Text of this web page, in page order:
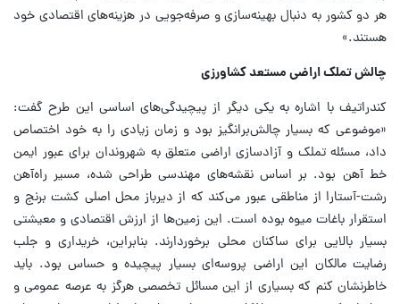
هر دو کشور به دنبال بهینه‌سازی و صرفه‌جویی در هزینه‌های اقتصادی خود
هستند.»
چالش تملک اراضی مستعد کشاورزی
کندراتیف با اشاره به یکی دیگر از پیچیدگی‌های اساسی این طرح گفت:
«موضوعی که بسیار چالش‌برانگیز بود و زمان زیادی را به خود اختصاص
داد، مسئله تملک و آزادسازی اراضی متعلق به شهروندان برای عبور ایمن
خط آهن بود. بر اساس نقشه‌های مهندسی طراحی شده، مسیر راه‌آهن
رشت-آستارا از مناطقی عبور می‌کند که از دیرباز محل اصلی کشت برنج و
استقرار باغات میوه بوده است. این زمین‌ها از ارزش اقتصادی و معیشتی
بسیار بالایی برای ساکنان محلی برخوردارند. بنابراین، خریداری و جلب
رضایت مالکان این اراضی پروسه‌ای بسیار پیچیده و حساس بود. باید
خاطرنشان کنم که بسیاری از این مسائل تخصصی هرگز به عرصه عمومی و